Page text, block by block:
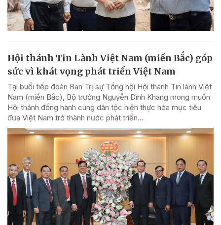
Hội thánh Tin Lành Việt Nam (miền Bắc) góp
sức vì khát vọng phát triển Việt Nam
Tại buổi tiếp đoàn Ban Trị sự Tổng hội Hội thánh Tin lành Việt
Nam (miền Bắc), Bộ trưởng Nguyễn Đình Khang mong muốn
Hội thánh đồng hành cùng dân tộc hiện thực hóa mục tiêu
đưa Việt Nam trở thành nước phát triển...